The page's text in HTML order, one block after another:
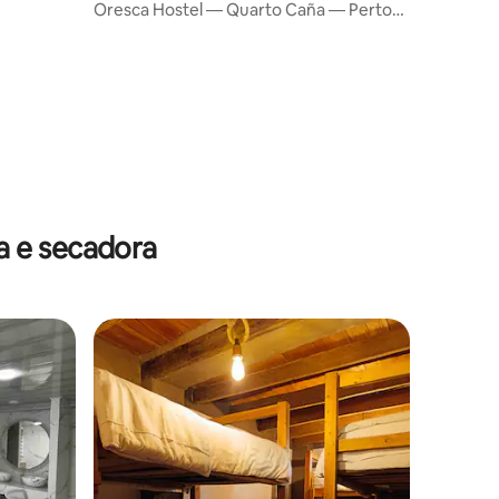
A
Oresca Hostel — Quarto Caña — Perto
e secadora